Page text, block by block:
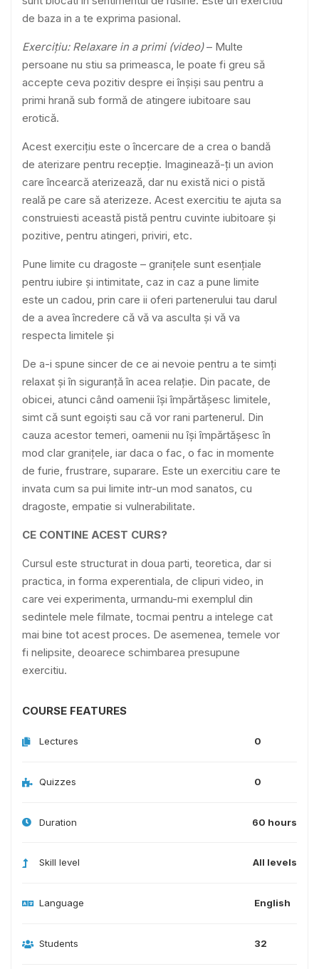
de baza in a te exprima pasional.
Exercițiu: Relaxare in a primi (video)– Multe
persoane nu stiu sa primeasca, le poate fi greu să
accepte ceva pozitiv despre ei înșiși sau pentru a
primi hrană sub formă de atingere iubitoare sau
erotică.
Acest exercițiu este o încercare de a crea o bandă
de aterizare pentru recepție. Imaginează-ți un avion
care încearcă aterizează, dar nu există nici o pistă
reală pe care să aterizeze. Acest exercitiu te ajuta sa
construiesti această pistă pentru cuvinte iubitoare și
pozitive, pentru atingeri, priviri, etc.
Pune limite cu dragoste – granițele sunt esențiale
pentru iubire și intimitate, caz in caz a pune limite
este un cadou, prin care ii oferi partenerului tau darul
de a avea încredere că vă va asculta și vă va
respecta limitele și
De a-i spune sincer de ce ai nevoie pentru a te simți
relaxat și în siguranță în acea relație. Din pacate, de
obicei, atunci când oamenii își împărtășesc limitele,
simt că sunt egoiști sau că vor rani partenerul. Din
cauza acestor temeri, oamenii nu își împărtășesc în
mod clar granițele, iar daca o fac, o fac in momente
de furie, frustrare, suparare. Este un exercitiu care te
invata cum sa pui limite intr-un mod sanatos, cu
dragoste, empatie si vulnerabilitate.
CE CONTINE ACEST CURS?
Cursul este structurat in doua parti, teoretica, dar si
practica, in forma experentiala, de clipuri video, in
care vei experimenta, urmandu-mi exemplul din
sedintele mele filmate, tocmai pentru a intelege cat
mai bine tot acest proces. De asemenea, temele vor
fi nelipsite, deoarece schimbarea presupune
exercitiu.
COURSE FEATURES
Lectures 0
Quizzes 0
Duration 60 hours
Skill level All levels
Language English
Students 32